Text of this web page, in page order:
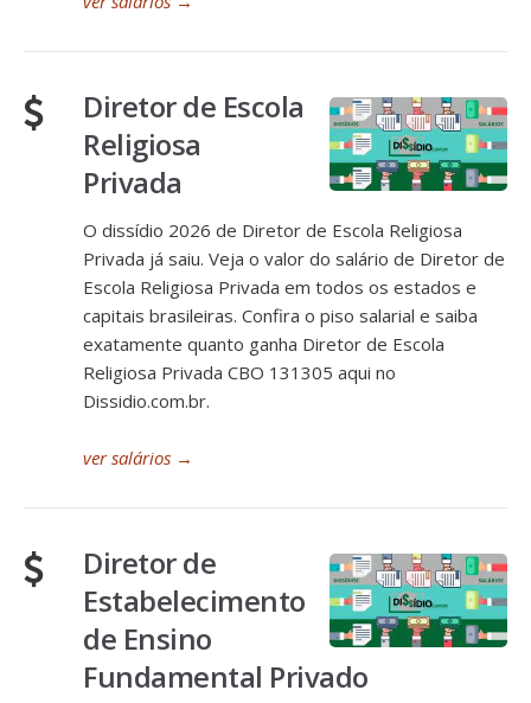
Diretor de Escola
Religiosa
Privada
O dissídio 2026 de Diretor de Escola Religiosa
Privada já saiu. Veja o valor do salário de Diretor de
Escola Religiosa Privada em todos os estados e
capitais brasileiras. Confira o piso salarial e saiba
exatamente quanto ganha Diretor de Escola
Religiosa Privada CBO 131305 aqui no
Dissidio.com.br.
ver salários →
Diretor de
Estabelecimento
de Ensino
Fundamental Privado